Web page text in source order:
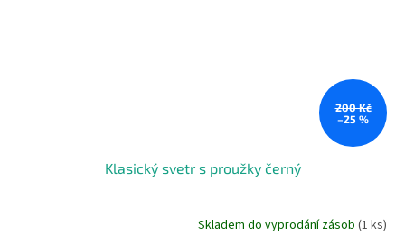
200 Kč
–25 %
Klasický svetr s proužky černý
Skladem do vyprodání zásob (1 ks)